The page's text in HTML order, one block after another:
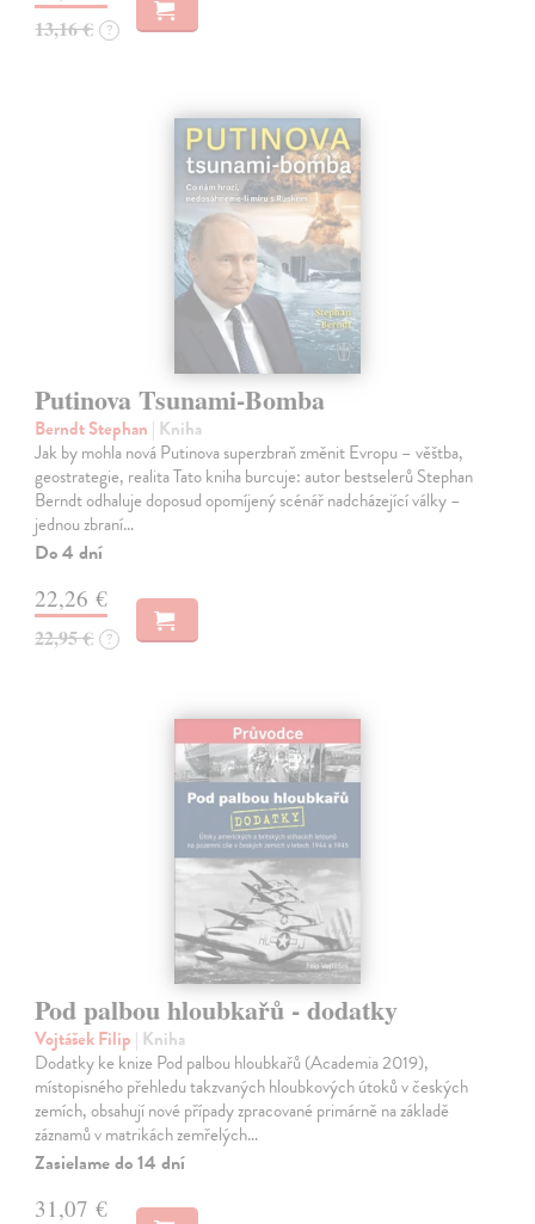
13,16 € ?
Putinova Tsunami-Bomba
Berndt Stephan | Kniha
Jak by mohla nová Putinova superzbraň změnit Evropu – věštba,
geostrategie, realita Tato kniha burcuje: autor bestselerů Stephan
Berndt odhaluje doposud opomíjený scénář nadcházející války –
jednou zbraní…
Do 4 dní
22,26 €
22,95 € ?
Pod palbou hloubkařů - dodatky
Vojtášek Filip | Kniha
Dodatky ke knize Pod palbou hloubkařů (Academia 2019),
místopisného přehledu takzvaných hloubkových útoků v českých
zemích, obsahují nové případy zpracované primárně na základě
záznamů v matrikách zemřelých…
Zasielame do 14 dní
31,07 €